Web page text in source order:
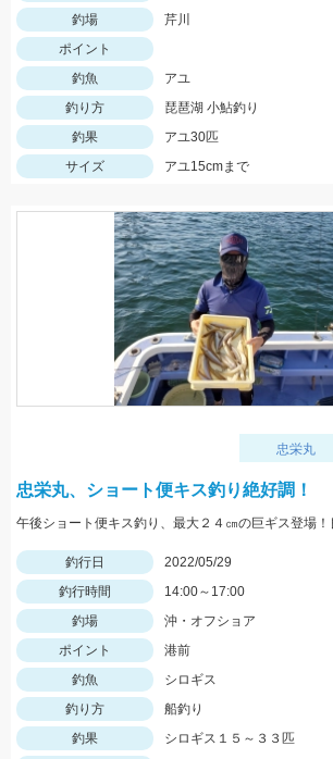
釣場
芹川
ポイント
釣魚
アユ
釣り方
琵琶湖 小鮎釣り
釣果
アユ30匹
サイズ
アユ15cmまで
忠栄丸
忠栄丸、ショート便キス釣り絶好調！
釣行日
2022/05/29
釣行時間
14:00～17:00
釣場
沖・オフショア
ポイント
港前
釣魚
シロギス
釣り方
船釣り
釣果
シロギス１５～３３匹